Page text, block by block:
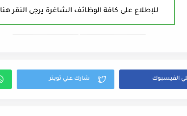
للإطلاع على كافة الوظائف الشاغرة يرجى النقر هنا
ـــــــــــــــــــــــــــــــــــــــــــــــــــــــــــــــــــ ـــــــــــــــــــــــــــــــــــــــــــــــــــــــــــــــــــ